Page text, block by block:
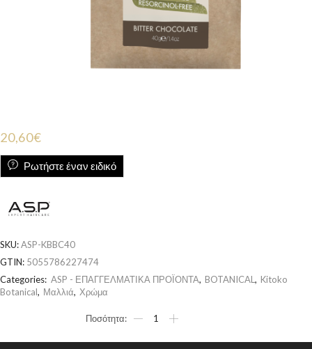
20,60€
Ρωτήστε έναν ειδικό
SKU:ASP-KBBC40
GTIN: 5055786227474
Categories: ASP - ΕΠΑΓΓΕΛΜΑΤΙΚΑ ΠΡΟΪΟΝΤΑ, BOTANICAL , Kitoko
Botanical, Μαλλιά, Χρώμα